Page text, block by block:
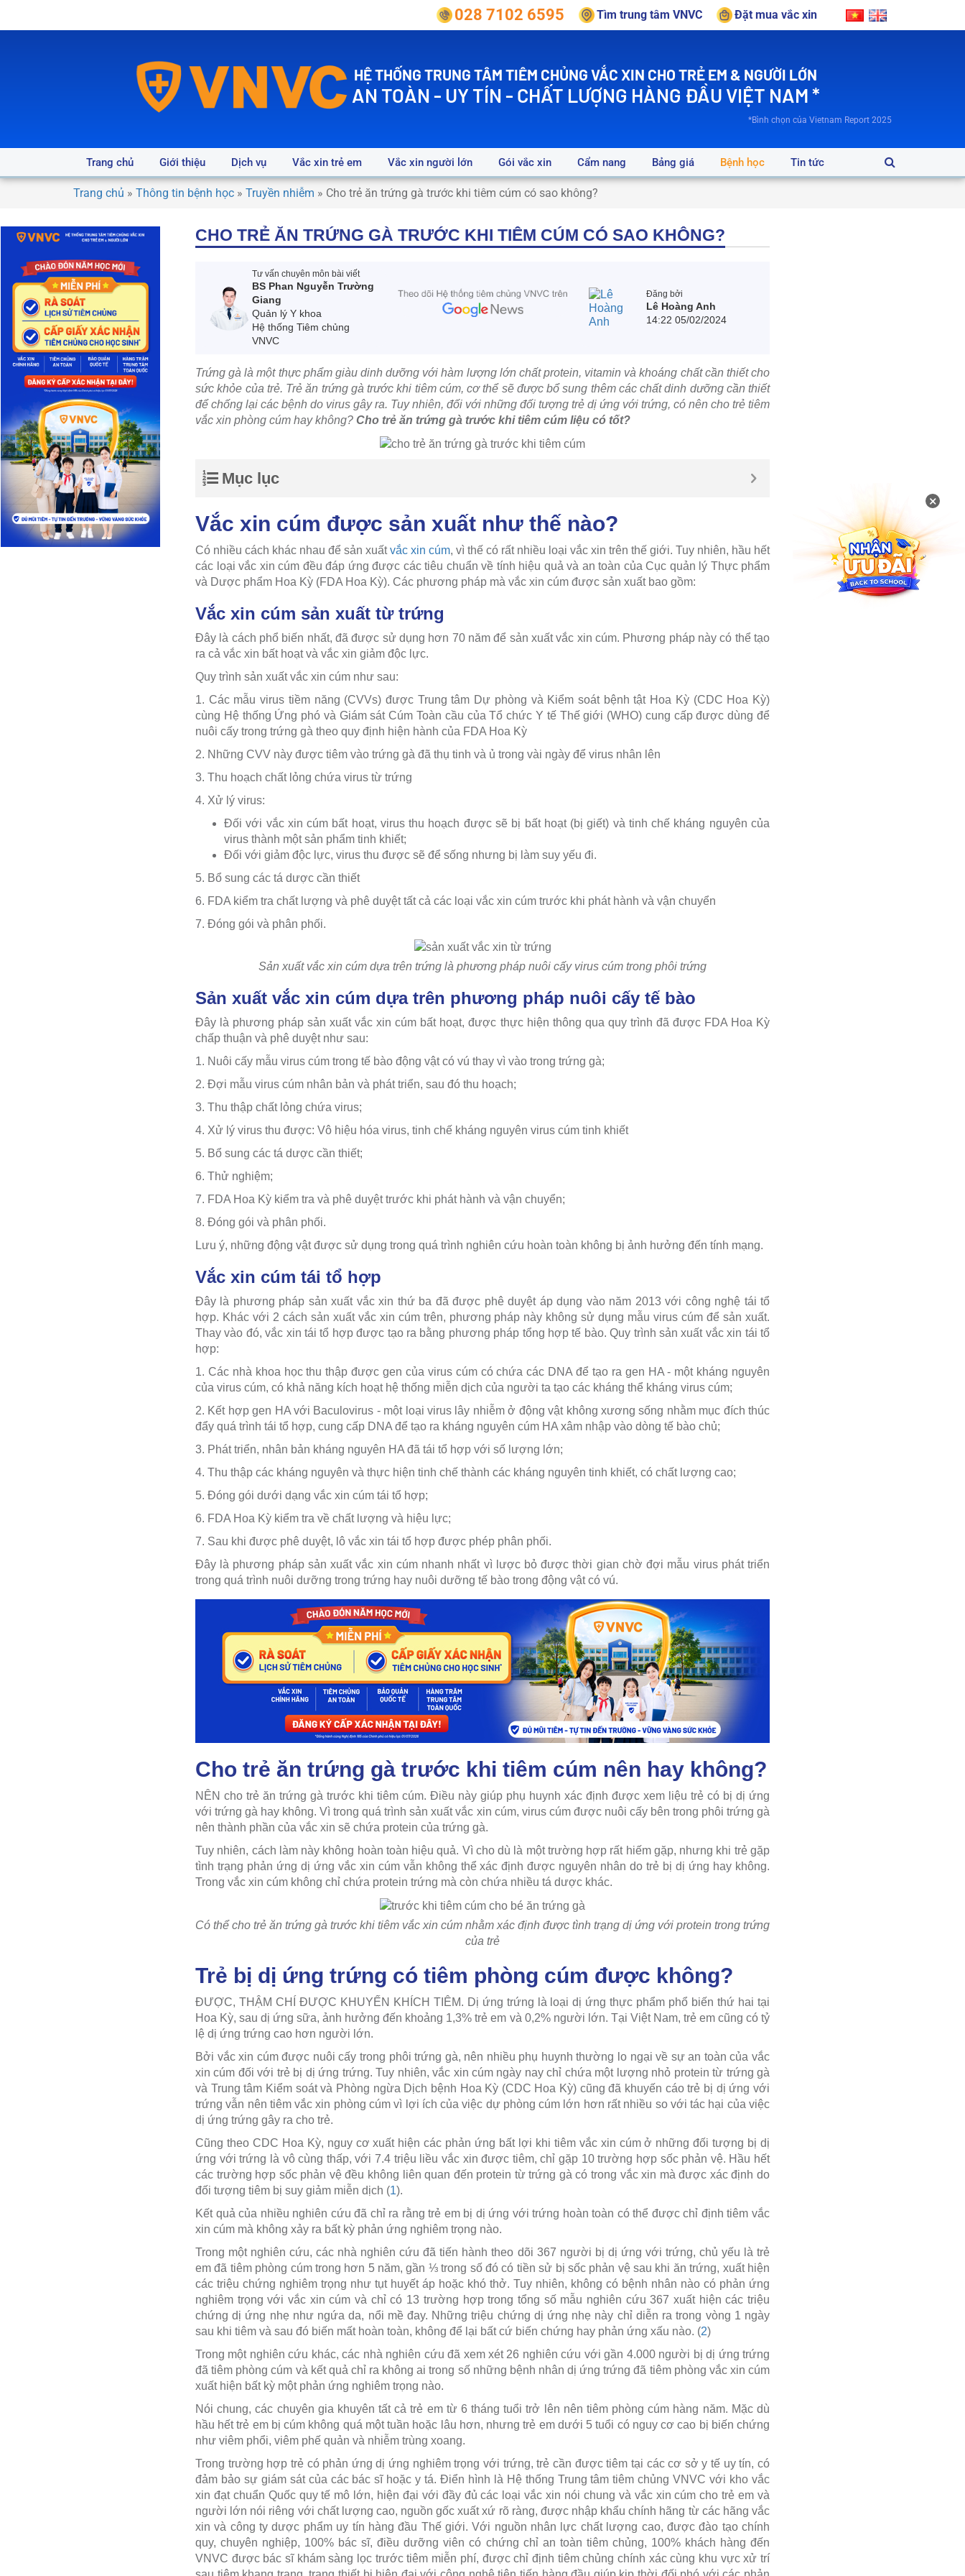
028 7102 6595 Tìm trung tâm VNVC Đặt mua vắc xin
HỆ THỐNG TRUNG TÂM TIÊM CHỦNG VẮC XIN CHO TRẺ EM & NGƯỜI LỚN
AN TOÀN - UY TÍN - CHẤT LƯỢNG HÀNG ĐẦU VIỆT NAM *
*Bình chọn của Vietnam Report 2025
Trang chủ Giới thiệu Dịch vụ Vắc xin trẻ em Vắc xin người lớn Gói vắc xin Cẩm nang Bảng giá Bệnh học Tin tức
Trang chủ » Thông tin bệnh học » Truyền nhiễm » Cho trẻ ăn trứng gà trước khi tiêm cúm có sao không?
CHO TRẺ ĂN TRỨNG GÀ TRƯỚC KHI TIÊM CÚM CÓ SAO KHÔNG?
Tư vấn chuyên môn bài viết
BS Phan Nguyễn Trường
Giang
Quản lý Y khoa
Hệ thống Tiêm chủng
VNVC
Đăng bởi
Lê Hoàng Anh
14:22 05/02/2024
Trứng gà là một thực phẩm giàu dinh dưỡng với hàm lượng lớn chất protein, vitamin và khoáng chất cần thiết cho
sức khỏe của trẻ. Trẻ ăn trứng gà trước khi tiêm cúm, cơ thể sẽ được bổ sung thêm các chất dinh dưỡng cần thiết
để chống lại các bệnh do virus gây ra. Tuy nhiên, đối với những đối tượng trẻ dị ứng với trứng, có nên cho trẻ tiêm
vắc xin phòng cúm hay không? Cho trẻ ăn trứng gà trước khi tiêm cúm liệu có tốt?
Mục lục
Vắc xin cúm được sản xuất như thế nào?
Có nhiều cách khác nhau để sản xuấtvắc xin cúm, vì thế có rất nhiều loại vắc xin trên thế giới. Tuy nhiên, hầu hết
các loại vắc xin cúm đều đáp ứng được các tiêu chuẩn về tính hiệu quả và an toàn của Cục quản lý Thực phẩm
và Dược phẩm Hoa Kỳ (FDA Hoa Kỳ). Các phương pháp mà vắc xin cúm được sản xuất bao gồm:
Vắc xin cúm sản xuất từ trứng
Đây là cách phổ biến nhất, đã được sử dụng hơn 70 năm để sản xuất vắc xin cúm. Phương pháp này có thể tạo
ra cả vắc xin bất hoạt và vắc xin giảm độc lực.
Quy trình sản xuất vắc xin cúm như sau:
1. Các mẫu virus tiềm năng (CVVs) được Trung tâm Dự phòng và Kiểm soát bệnh tật Hoa Kỳ (CDC Hoa Kỳ)
cùng Hệ thống Ứng phó và Giám sát Cúm Toàn cầu của Tổ chức Y tế Thế giới (WHO) cung cấp được dùng để
nuôi cấy trong trứng gà theo quy định hiện hành của FDA Hoa Kỳ
2. Những CVV này được tiêm vào trứng gà đã thụ tinh và ủ trong vài ngày để virus nhân lên
3. Thu hoạch chất lỏng chứa virus từ trứng
4. Xử lý virus:
Đối với vắc xin cúm bất hoạt, virus thu hoạch được sẽ bị bất hoạt (bị giết) và tinh chế kháng nguyên của
virus thành một sản phẩm tinh khiết;
Đối với giảm độc lực, virus thu được sẽ để sống nhưng bị làm suy yếu đi.
5. Bổ sung các tá dược cần thiết
6. FDA kiểm tra chất lượng và phê duyệt tất cả các loại vắc xin cúm trước khi phát hành và vận chuyển
7. Đóng gói và phân phối.
Sản xuất vắc xin cúm dựa trên trứng là phương pháp nuôi cấy virus cúm trong phôi trứng
Sản xuất vắc xin cúm dựa trên phương pháp nuôi cấy tế bào
Đây là phương pháp sản xuất vắc xin cúm bất hoạt, được thực hiện thông qua quy trình đã được FDA Hoa Kỳ
chấp thuận và phê duyệt như sau:
1. Nuôi cấy mẫu virus cúm trong tế bào động vật có vú thay vì vào trong trứng gà;
2. Đợi mẫu virus cúm nhân bản và phát triển, sau đó thu hoạch;
3. Thu thập chất lỏng chứa virus;
4. Xử lý virus thu được: Vô hiệu hóa virus, tinh chế kháng nguyên virus cúm tinh khiết
5. Bổ sung các tá dược cần thiết;
6. Thử nghiệm;
7. FDA Hoa Kỳ kiểm tra và phê duyệt trước khi phát hành và vận chuyển;
8. Đóng gói và phân phối.
Lưu ý, những động vật được sử dụng trong quá trình nghiên cứu hoàn toàn không bị ảnh hưởng đến tính mạng.
Vắc xin cúm tái tổ hợp
Đây là phương pháp sản xuất vắc xin thứ ba đã được phê duyệt áp dụng vào năm 2013 với công nghệ tái tổ
hợp. Khác với 2 cách sản xuất vắc xin cúm trên, phương pháp này không sử dụng mẫu virus cúm để sản xuất.
Thay vào đó, vắc xin tái tổ hợp được tạo ra bằng phương pháp tổng hợp tế bào. Quy trình sản xuất vắc xin tái tổ
hợp:
1. Các nhà khoa học thu thập được gen của virus cúm có chứa các DNA để tạo ra gen HA - một kháng nguyên
của virus cúm, có khả năng kích hoạt hệ thống miễn dịch của người ta tạo các kháng thể kháng virus cúm;
2. Kết hợp gen HA với Baculovirus - một loại virus lây nhiễm ở động vật không xương sống nhằm mục đích thúc
đẩy quá trình tái tổ hợp, cung cấp DNA để tạo ra kháng nguyên cúm HA xâm nhập vào dòng tế bào chủ;
3. Phát triển, nhân bản kháng nguyên HA đã tái tổ hợp với số lượng lớn;
4. Thu thập các kháng nguyên và thực hiện tinh chế thành các kháng nguyên tinh khiết, có chất lượng cao;
5. Đóng gói dưới dạng vắc xin cúm tái tổ hợp;
6. FDA Hoa Kỳ kiểm tra về chất lượng và hiệu lực;
7. Sau khi được phê duyệt, lô vắc xin tái tổ hợp được phép phân phối.
Đây là phương pháp sản xuất vắc xin cúm nhanh nhất vì lược bỏ được thời gian chờ đợi mẫu virus phát triển
trong quá trình nuôi dưỡng trong trứng hay nuôi dưỡng tế bào trong động vật có vú.
Cho trẻ ăn trứng gà trước khi tiêm cúm nên hay không?
NÊN cho trẻ ăn trứng gà trước khi tiêm cúm. Điều này giúp phụ huynh xác định được xem liệu trẻ có bị dị ứng
với trứng gà hay không. Vì trong quá trình sản xuất vắc xin cúm, virus cúm được nuôi cấy bên trong phôi trứng gà
nên thành phần của vắc xin sẽ chứa protein của trứng gà.
Tuy nhiên, cách làm này không hoàn toàn hiệu quả. Vì cho dù là một trường hợp rất hiếm gặp, nhưng khi trẻ gặp
tình trạng phản ứng dị ứng vắc xin cúm vẫn không thể xác định được nguyên nhân do trẻ bị dị ứng hay không.
Trong vắc xin cúm không chỉ chứa protein trứng mà còn chứa nhiều tá dược khác.
Có thể cho trẻ ăn trứng gà trước khi tiêm vắc xin cúm nhằm xác định được tình trạng dị ứng với protein trong trứng
của trẻ
Trẻ bị dị ứng trứng có tiêm phòng cúm được không?
ĐƯỢC, THẬM CHÍ ĐƯỢC KHUYẾN KHÍCH TIÊM. Dị ứng trứng là loại dị ứng thực phẩm phổ biến thứ hai tại
Hoa Kỳ, sau dị ứng sữa, ảnh hưởng đến khoảng 1,3% trẻ em và 0,2% người lớn. Tại Việt Nam, trẻ em cũng có tỷ
lệ dị ứng trứng cao hơn người lớn.
Bởi vắc xin cúm được nuôi cấy trong phôi trứng gà, nên nhiều phụ huynh thường lo ngại về sự an toàn của vắc
xin cúm đối với trẻ bị dị ứng trứng. Tuy nhiên, vắc xin cúm ngày nay chỉ chứa một lượng nhỏ protein từ trứng gà
và Trung tâm Kiểm soát và Phòng ngừa Dịch bệnh Hoa Kỳ (CDC Hoa Kỳ) cũng đã khuyến cáo trẻ bị dị ứng với
trứng vẫn nên tiêm vắc xin phòng cúm vì lợi ích của việc dự phòng cúm lớn hơn rất nhiều so với tác hại của việc
dị ứng trứng gây ra cho trẻ.
Cũng theo CDC Hoa Kỳ, nguy cơ xuất hiện các phản ứng bất lợi khi tiêm vắc xin cúm ở những đối tượng bị dị
ứng với trứng là vô cùng thấp, với 7.4 triệu liều vắc xin được tiêm, chỉ gặp 10 trường hợp sốc phản vệ. Hầu hết
các trường hợp sốc phản vệ đều không liên quan đến protein từ trứng gà có trong vắc xin mà được xác định do
đối tượng tiêm bị suy giảm miễn dịch (1).
Kết quả của nhiều nghiên cứu đã chỉ ra rằng trẻ em bị dị ứng với trứng hoàn toàn có thể được chỉ định tiêm vắc
xin cúm mà không xảy ra bất kỳ phản ứng nghiêm trọng nào.
Trong một nghiên cứu, các nhà nghiên cứu đã tiến hành theo dõi 367 người bị dị ứng với trứng, chủ yếu là trẻ
em đã tiêm phòng cúm trong hơn 5 năm, gần ⅓ trong số đó có tiền sử bị sốc phản vệ sau khi ăn trứng, xuất hiện
các triệu chứng nghiêm trọng như tụt huyết áp hoặc khó thở. Tuy nhiên, không có bệnh nhân nào có phản ứng
nghiêm trọng với vắc xin cúm và chỉ có 13 trường hợp trong tổng số mẫu nghiên cứu 367 xuất hiện các triệu
chứng dị ứng nhẹ như ngứa da, nổi mề đay. Những triệu chứng dị ứng nhẹ này chỉ diễn ra trong vòng 1 ngày
sau khi tiêm và sau đó biến mất hoàn toàn, không để lại bất cứ biến chứng hay phản ứng xấu nào. (2)
Trong một nghiên cứu khác, các nhà nghiên cứu đã xem xét 26 nghiên cứu với gần 4.000 người bị dị ứng trứng
đã tiêm phòng cúm và kết quả chỉ ra không ai trong số những bệnh nhân dị ứng trứng đã tiêm phòng vắc xin cúm
xuất hiện bất kỳ một phản ứng nghiêm trọng nào.
Nói chung, các chuyên gia khuyên tất cả trẻ em từ 6 tháng tuổi trở lên nên tiêm phòng cúm hàng năm. Mặc dù
hầu hết trẻ em bị cúm không quá một tuần hoặc lâu hơn, nhưng trẻ em dưới 5 tuổi có nguy cơ cao bị biến chứng
như viêm phổi, viêm phế quản và nhiễm trùng xoang.
Trong trường hợp trẻ có phản ứng dị ứng nghiêm trọng với trứng, trẻ cần được tiêm tại các cơ sở y tế uy tín, có
đảm bảo sự giám sát của các bác sĩ hoặc y tá. Điển hình là Hệ thống Trung tâm tiêm chủng VNVC với kho vắc
xin đạt chuẩn Quốc quy tế mô lớn, hiện đại với đầy đủ các loại vắc xin nói chung và vắc xin cúm cho trẻ em và
người lớn nói riêng với chất lượng cao, nguồn gốc xuất xứ rõ ràng, được nhập khẩu chính hãng từ các hãng vắc
xin và công ty dược phẩm uy tín hàng đầu Thế giới. Với nguồn nhân lực chất lượng cao, được đào tạo chính
quy, chuyên nghiệp, 100% bác sĩ, điều dưỡng viên có chứng chỉ an toàn tiêm chủng, 100% khách hàng đến
VNVC được bác sĩ khám sàng lọc trước tiêm miễn phí, được chỉ định tiêm chủng chính xác cùng khu vực xử trí
×